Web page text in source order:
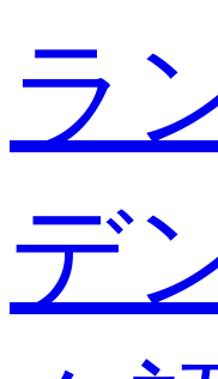
ラ
デ